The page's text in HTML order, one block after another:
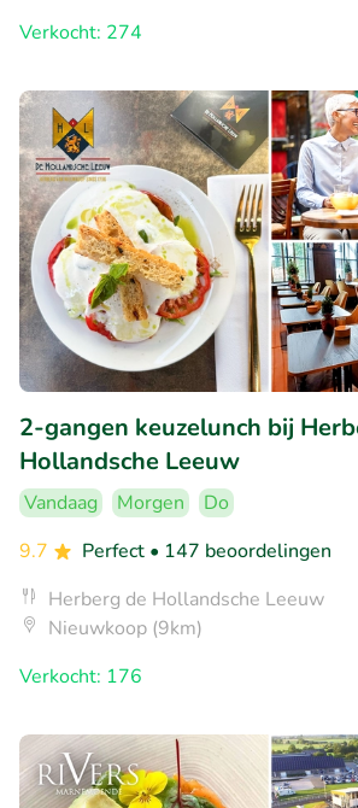
Verkocht: 274
2-gangen keuzelunch bij
Hollandsche Leeuw
Vandaag Morgen
Do
9.7
Perfect • 147 beoordelingen
Herberg de Hollandsche Leeuw
Nieuwkoop (9km)
Verkocht: 176